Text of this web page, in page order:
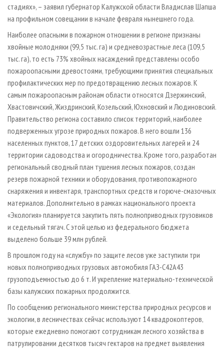
стадиях», – заявил губернатор Калужской области Владислав Шапша
на профильном совещании в начале февраля нынешнего года.
Наиболее опасными в пожарном отношении в регионе признаны
хвойные молодняки (99,5 тыс. га) и средневозрастные леса (109,5
тыс. га), то есть 73% хвойных насаждений представлены особо
пожароопасными древостоями, требующими принятия специальных
профилактических мер по предотвращению лесных пожаров. К
самым пожароопасным районам области относятся Дзержинский,
Хвастовичский, Жиздринский, Козельский, Юхновский и Людиновский.
Правительство региона составило список территорий, наиболее
подверженных угрозе природных пожаров. В него вошли 136
населенных пунктов, 17 детских оздоровительных лагерей и 24
территории садоводства и огородничества. Кроме того, разработан
региональный сводный план тушения лесных пожаров, создан
резерв пожарной техники и оборудования, противопожарного
снаряжения и инвентаря, транспортных средств и горюче-смазочных
материалов. Дополнительно в рамках национального проекта
«Экология» планируется закупить пять полноприводных грузовиков
и седельный тягач. С этой целью из федерального бюджета
выделено больше 39 млн рублей.
В прошлом году на «службу» по защите лесов уже заступили три
новых полноприводных грузовых автомобиля ГАЗ-С42А43
грузоподъемностью до 6 т. И укрепление материально-технической
базы калужских пожарных продолжится.
По сообщению регионального министерства природных ресурсов и
экологии, в лесничествах сейчас используют 14 квадрокоптеров,
которые ежедневно помогают сотрудникам лесного хозяйства в
патрулировании десятков тысяч гектаров на предмет выявления